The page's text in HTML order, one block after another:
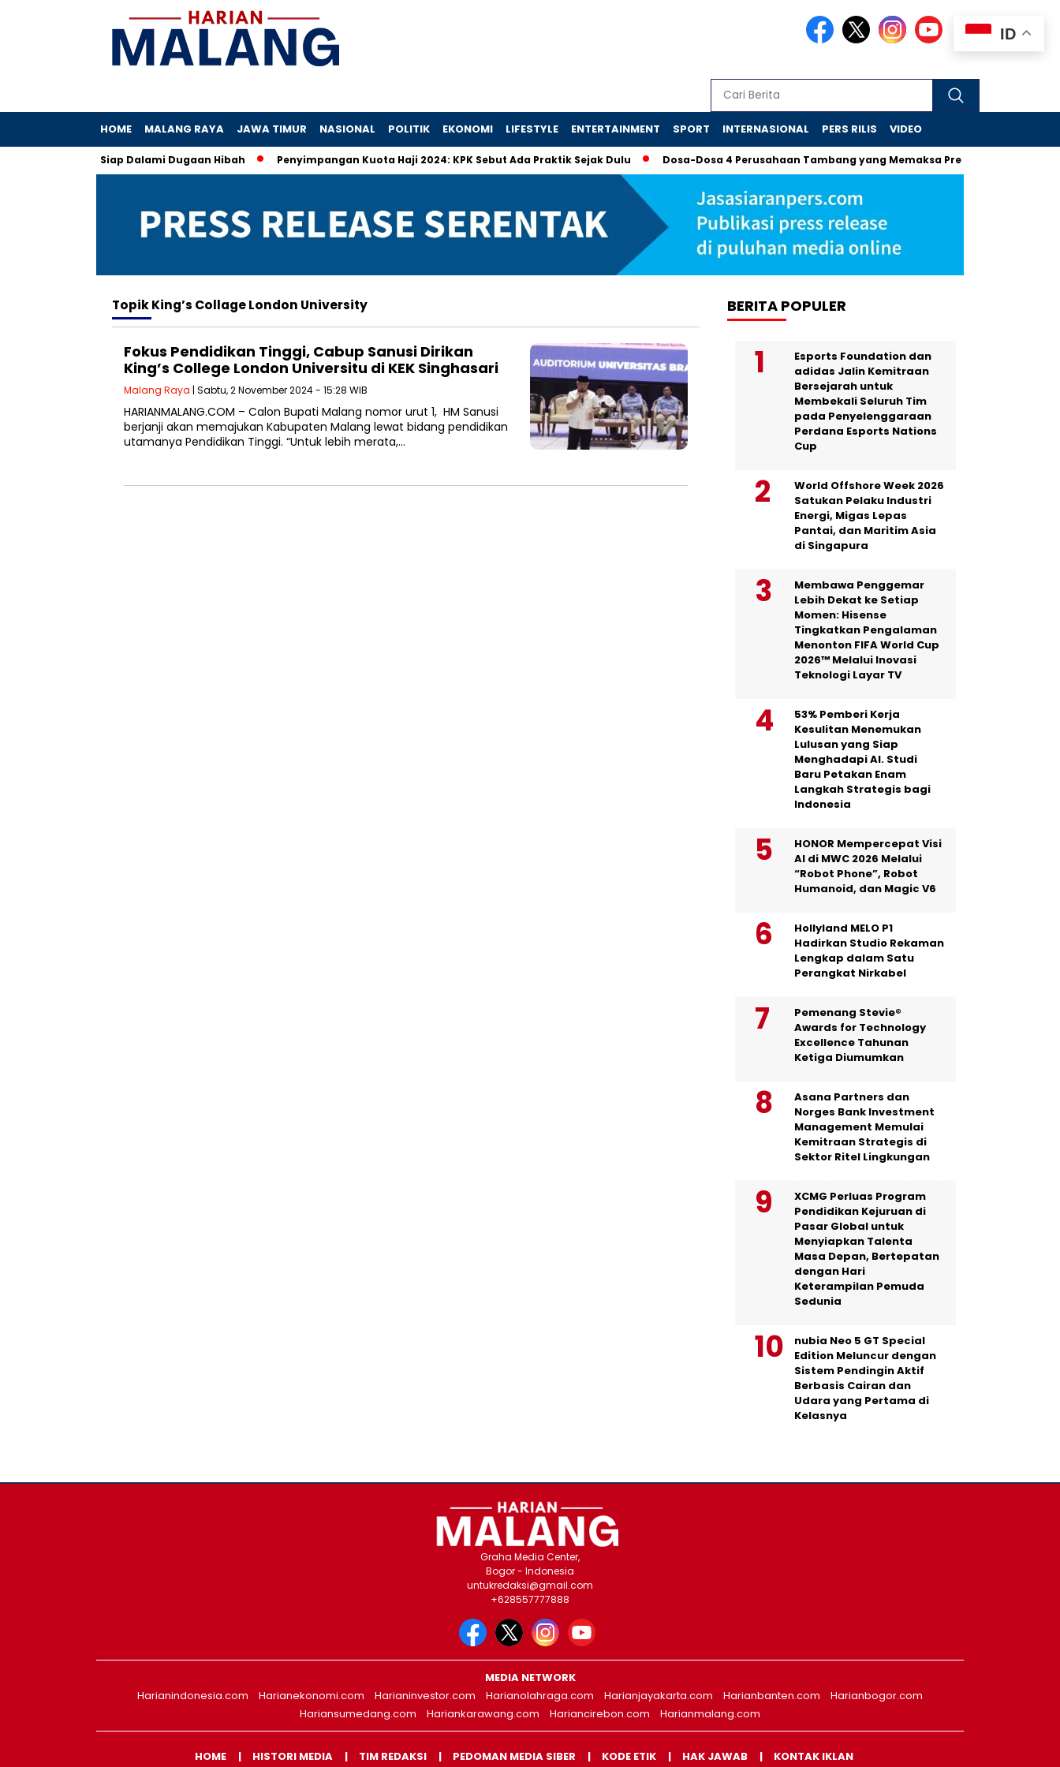
HOME MALANG RAYA JAWA TIMUR NASIONAL POLITIK EKONOMI LIFESTYLE ENTERTAINMENT SPORT INTERNASIONAL PERS RILIS VIDEO
Khofifah, KPK Siap Dalami Dugaan Hibah Penyimpangan Kuota Haji 2024: KPK Sebut Ada Praktik Sejak Dulu Dosa-Dosa 4 Perusahaan Tambang yang Memaksa Presiden Turun Tangan
TopikKing’s Collage London University
Fokus Pendidikan Tinggi, Cabup Sanusi Dirikan
King’s College London Universitu di KEK Singhasari
Malang Raya | Sabtu, 2 November 2024 - 15:28 WIB
HARIANMALANG.COM – Calon Bupati Malang nomor urut 1, HM Sanusi
berjanji akan memajukan Kabupaten Malang lewat bidang pendidikan
utamanya Pendidikan Tinggi. “Untuk lebih merata,…
BERITA POPULER
Esports Foundation dan
adidas Jalin Kemitraan
Bersejarah untuk
Membekali Seluruh Tim
pada Penyelenggaraan
Perdana Esports Nations
Cup
World Offshore Week 2026
Satukan Pelaku Industri
Energi, Migas Lepas
Pantai, dan Maritim Asia
di Singapura
Membawa Penggemar
Lebih Dekat ke Setiap
Momen: Hisense
Tingkatkan Pengalaman
Menonton FIFA World Cup
2026™ Melalui Inovasi
Teknologi Layar TV
53% Pemberi Kerja
Kesulitan Menemukan
Lulusan yang Siap
Menghadapi AI. Studi
Baru Petakan Enam
Langkah Strategis bagi
Indonesia
HONOR Mempercepat Visi
AI di MWC 2026 Melalui
“Robot Phone”, Robot
Humanoid, dan Magic V6
Hollyland MELO P1
Hadirkan Studio Rekaman
Lengkap dalam Satu
Perangkat Nirkabel
Pemenang Stevie®
Awards for Technology
Excellence Tahunan
Ketiga Diumumkan
Asana Partners dan
Norges Bank Investment
Management Memulai
Kemitraan Strategis di
Sektor Ritel Lingkungan
XCMG Perluas Program
Pendidikan Kejuruan di
Pasar Global untuk
Menyiapkan Talenta
Masa Depan, Bertepatan
dengan Hari
Keterampilan Pemuda
Sedunia
nubia Neo 5 GT Special
Edition Meluncur dengan
Sistem Pendingin Aktif
Berbasis Cairan dan
Udara yang Pertama di
Kelasnya
ID
Graha Media Center,
Bogor - Indonesia
untukredaksi@gmail.com
+628557777888
MEDIA NETWORK
Harianindonesia.com
Harianekonomi.com Harianinvestor.com Harianolahraga.com Harianjayakarta.com Harianbanten.com
Harianbogor.com
Hariansumedang.com
Hariankarawang.com Hariancirebon.com Harianmalang.com
HOME HISTORI MEDIA TIM REDAKSI PEDOMAN MEDIA SIBER KODE ETIK HAK JAWAB KONTAK IKLAN